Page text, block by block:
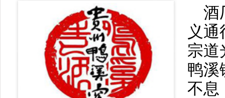
酒
义
宗道
鸭溪
不息